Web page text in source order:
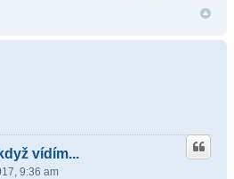
vídím...
9:36 am